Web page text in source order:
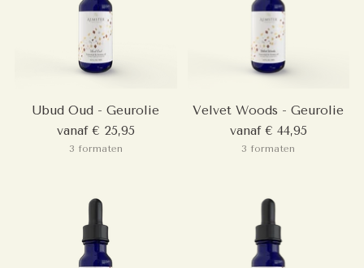
Ubud Oud - Geurolie
vanaf € 25,95
3 formaten
Velvet Woods - Geurolie
vanaf € 44,95
3 formaten